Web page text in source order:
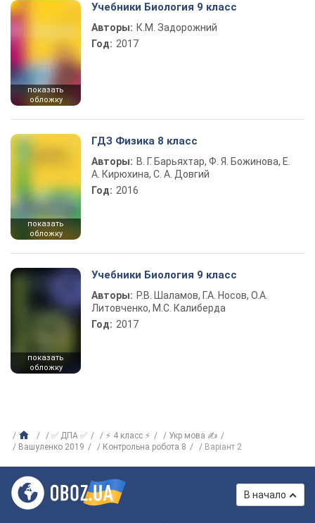
показать
обложку
Учебники Биология 9 класс
Авторы: К.М. Задорожний
Год: 2017
показать
обложку
ГДЗ Физика 8 класс
Авторы: В. Г. Барьяхтар, Ф. Я. Божинова, Е.
А. Кирюхина, С. А. Довгий
Год: 2016
показать
обложку
Учебники Биология 9 класс
Авторы: Р.В. Шаламов, Г.А. Носов, О.А.
Литовченко, М.С. Калиберда
Год: 2017
✅ ДПА ✅ ⚡ 4 класс ⚡
Укр мова ✍
Вашуленко 2019
Контрольна робота 8 Варіант 2
В начало